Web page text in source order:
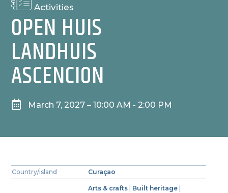
Activities
OPEN HUIS
LANDHUIS
ASCENCION
 March 7, 2027 – 10:00 AM - 2:00 PM
Country/island Curaçao
Arts & crafts Built heritage